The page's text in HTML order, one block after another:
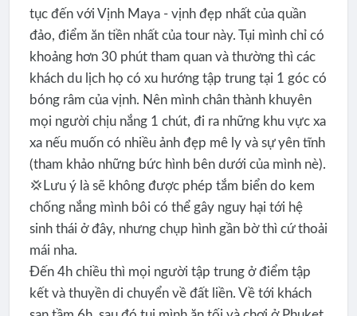
tục đến với Vịnh Maya - vịnh đẹp nhất của quần
đảo, điểm ăn tiền nhất của tour này. Tụi mình chỉ có
khoảng hơn 30 phút tham quan và thường thì các
khách du lịch họ có xu hướng tập trung tại 1 góc có
bóng râm của vịnh. Nên mình chân thành khuyên
mọi người chịu nắng 1 chút, đi ra những khu vực xa
xa nếu muốn có nhiều ảnh đẹp mê ly và sự yên tĩnh
(tham khảo những bức hình bên dưới của mình nè).
💢Lưu ý là sẽ không được phép tắm biển do kem
chống nắng mình bôi có thể gây nguy hại tới hệ
sinh thái ở đây, nhưng chụp hình gần bờ thì cứ thoải
mái nha.
Đến 4h chiều thì mọi người tập trung ở điểm tập
kết và thuyền di chuyển về đất liền. Về tới khách